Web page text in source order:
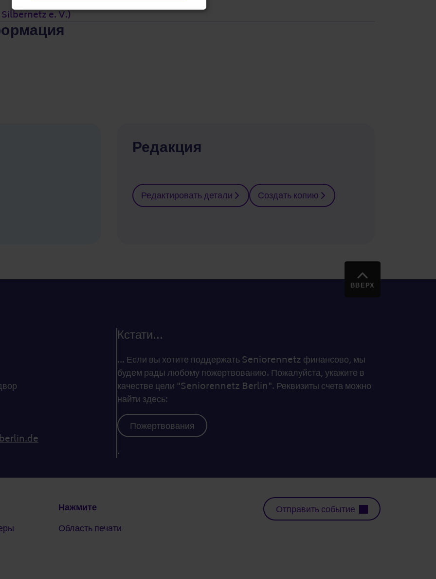
e. V.)
Редакция
Редактировать детали Создать копию
ВВЕРХ
Кстати...
... Если вы хотите поддержать Seniorennetz финансово, мы
будем рады любому пожертвованию. Пожалуйста, укажите в
качестве цели "Seniorennetz Berlin". Реквизиты счета можно
найти здесь:
Пожертвования
.
Нажмите
Область печати
Отправить событие